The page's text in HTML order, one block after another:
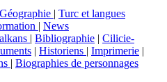
Géographie | Turc et langues
| News
| Bibliographie | Cilicie-
| Historiens | Imprimerie |
| Biographies de personnages